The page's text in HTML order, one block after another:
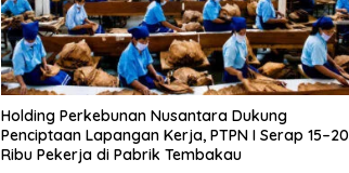
Holding Perkebunan Nusantara Dukung
Penciptaan Lapangan Kerja, PTPN I Serap 15–20
Ribu Pekerja di Pabrik Tembakau